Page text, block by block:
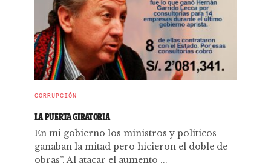
CORRUPCIÓN
LA PUERTA GIRATORIA
En mi gobierno los ministros y políticos
ganaban la mitad pero hicieron el doble de
obras”. Al atacar el aumento ...